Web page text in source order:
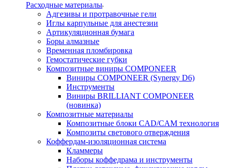
Расходные материалы
Адгезивы и протравочные гели
Иглы карпульные для анестезии
Артикуляционная бумага
Боры алмазные
Временная пломбировка
Гемостатические губки
Композитные виниры COMPONEER
Виниры COMPONEER (Synergy D6)
Инструменты
Виниры BRILLIANT COMPONEER
(новинка)
Композитные материалы
Композитные блоки CAD/СAM технология
Композиты светового отверждения
Коффердам-изоляционная система
Кламмеры
Наборы коффедрама и инструменты